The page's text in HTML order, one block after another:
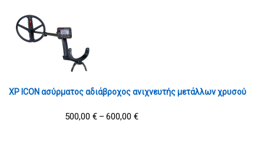
XP ICON ασύρματος αδιάβροχος ανιχνευτής μετάλλων χρυσού
500,00 € – 600,00 €